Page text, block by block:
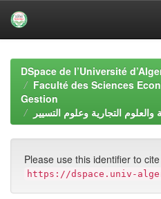
navigationDSpace de l’Université
Faculté des Sciences
Gestion
والعلوم التجارية وعلوم التسيير
Please use this identifier to
https://dspace.univ-